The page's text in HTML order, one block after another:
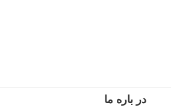
در باره ما